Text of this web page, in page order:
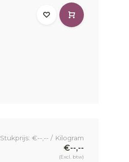
Stukprijs: €--,-- / Kilogram
€--,--
(Excl. btw)